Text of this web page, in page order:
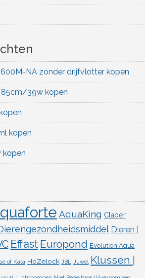
NA zonder drijfvlotter kopen
85cm/39w kopen
kopen
kopen
AquaKing Claber
Dieren |
Effast Europond Evolution Aqua
of Kata HoZelock JBL Juwel Klussen |